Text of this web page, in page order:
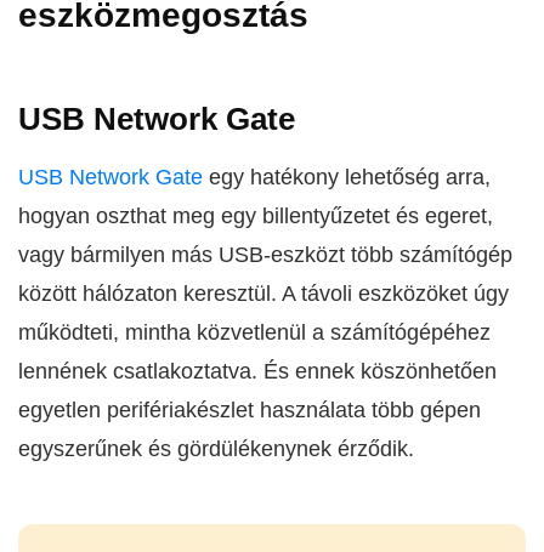
eszközmegosztás
USB Network Gate
USB Network Gate egy hatékony lehetőség arra,
hogyan oszthat meg egy billentyűzetet és egeret,
vagy bármilyen más USB-eszközt több számítógép
között hálózaton keresztül. A távoli eszközöket úgy
működteti, mintha közvetlenül a számítógépéhez
lennének csatlakoztatva. És ennek köszönhetően
egyetlen perifériakészlet használata több gépen
egyszerűnek és gördülékenynek érződik.